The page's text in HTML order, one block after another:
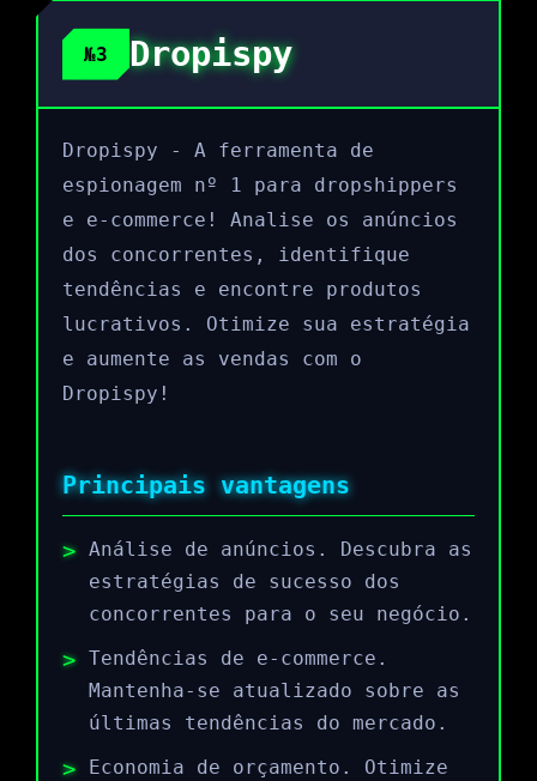
№3 Dropispy
Dropispy - A ferramenta de
espionagem nº 1 para dropshippers
e e-commerce! Analise os anúncios
dos concorrentes, identifique
tendências e encontre produtos
lucrativos. Otimize sua estratégia
e aumente as vendas com o
Dropispy!
Principais vantagens
Análise de anúncios. Descubra as
estratégias de sucesso dos
concorrentes para o seu negócio.
Tendências de e-commerce.
Mantenha-se atualizado sobre as
últimas tendências do mercado.
Economia de orçamento. Otimize